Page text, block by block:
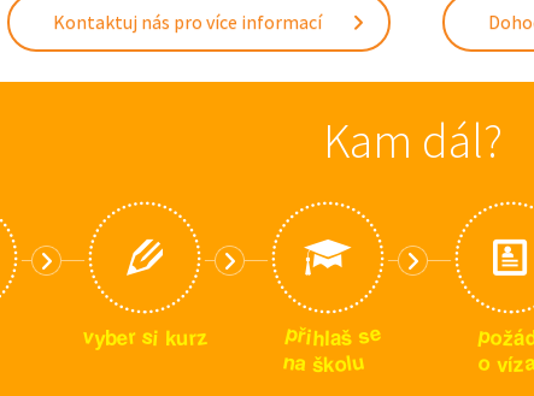
Kontaktuj nás pro více informací
Kam dál?
vyber si kurz přihlaš se
na školu
požá
o víz